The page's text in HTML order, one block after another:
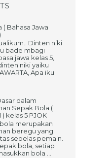
( Bahasa Jawa
Dinten niki
bade mbagi
jawa kelas 5,
niki yaiku
Apa iku
dalam
Sepak Bola (
) kelas 5 PJOK
merupakan
beregu yang
sebelas pemain.
bola, setiap
bola ...